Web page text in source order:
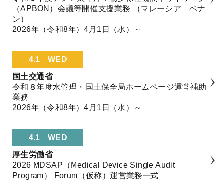
（APBON）会議等開催支援業務 （マレーシア ペナ
ン）
2026年（令和8年）4月1日（水）～
4.1 WED
国土交通省
令和８年度水管理・国土保全局ホームページ運営補助
業務
2026年（令和8年）4月1日（水）～
4.1 WED
厚生労働省
2026 MDSAP（Medical Device Single Audit
Program） Forum（仮称）運営業務一式